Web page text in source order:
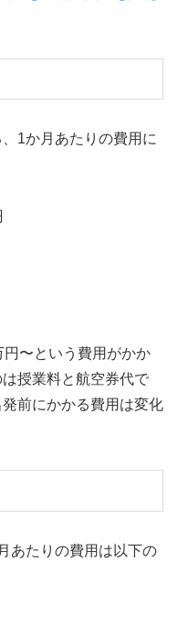
1か月あたりの費用に
〜という費用がかか
授業料と航空券代で
前にかかる費用は変化
あたりの費用は以下の